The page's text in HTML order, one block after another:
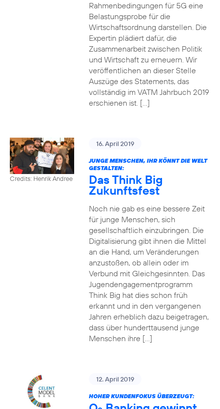
Rahmenbedingungen für 5G eine
Belastungsprobe für die
Wirtschaftsordnung darstellen. Die
Expertin plädiert dafür, die
Zusammenarbeit zwischen Politik
und Wirtschaft zu erneuern. Wir
veröffentlichen an dieser Stelle
Auszüge des Statements, das
vollständig im VATM Jahrbuch 2019
erschienen ist. […]
Credits: Henrik Andree
16. April 2019
JUNGE MENSCHEN, IHR KÖNNT DIE WELT
GESTALTEN:
Das Think Big
Zukunftsfest
Noch nie gab es eine bessere Zeit
für junge Menschen, sich
gesellschaftlich einzubringen. Die
Digitalisierung gibt ihnen die Mittel
an die Hand, um Veränderungen
anzustoßen, ob allein oder im
Verbund mit Gleichgesinnten. Das
Jugendengagementprogramm
Think Big hat dies schon früh
erkannt und in den vergangenen
Jahren erheblich dazu beigetragen,
dass über hunderttausend junge
Menschen ihre […]
12. April 2019
HOHER KUNDENFOKUS ÜBERZEUGT: